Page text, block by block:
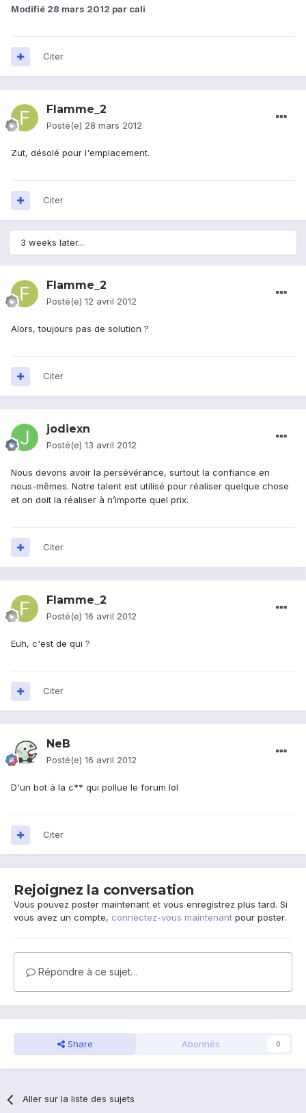
Modifié 28 mars 2012 par cali
Citer
Flamme_2
Posté(e) 28 mars 2012
Zut, désolé pour l'emplacement.
Citer
3 weeks later...
Flamme_2
Posté(e) 12 avril 2012
Alors, toujours pas de solution ?
Citer
jodiexn
Posté(e) 13 avril 2012
Nous devons avoir la persévérance, surtout la confiance en
nous-mêmes. Notre talent est utilisé pour réaliser quelque chose
et on doit la réaliser à n’importe quel prix.
Citer
Flamme_2
Posté(e) 16 avril 2012
Euh, c'est de qui ?
Citer
NeB
Posté(e) 16 avril 2012
D'un bot à la c** qui pollue le forum lol
Citer
Rejoignez la conversation
Vous pouvez poster maintenant et vous enregistrez plus tard. Si
vous avez un compte, connectez-vous maintenant pour poster.
Répondre à ce sujet…
Share Abonnés 0
Aller sur la liste des sujets